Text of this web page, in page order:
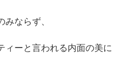
ならず、
ィーと言われる内面の美に